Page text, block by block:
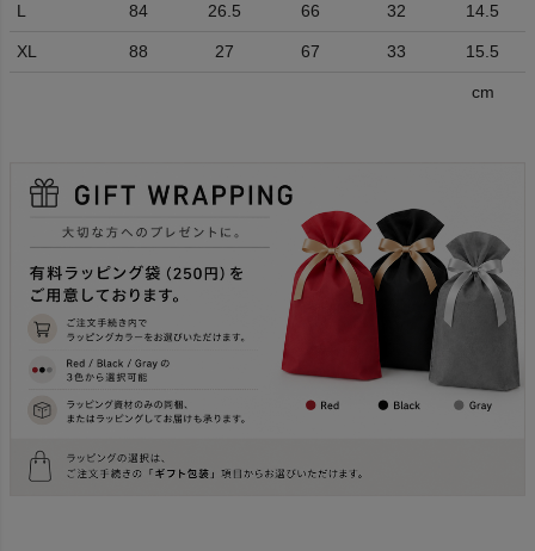
L 84 26.5 66 32 14.5
XL 88 27 67 33 15.5
cm